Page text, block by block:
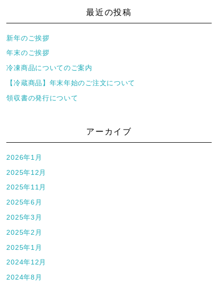
最近の投稿
新年のご挨拶
年末のご挨拶
冷凍商品についてのご案内
【冷蔵商品】年末年始のご注文について
領収書の発行について
アーカイブ
2026年1月
2025年12月
2025年11月
2025年6月
2025年3月
2025年2月
2025年1月
2024年12月
2024年8月